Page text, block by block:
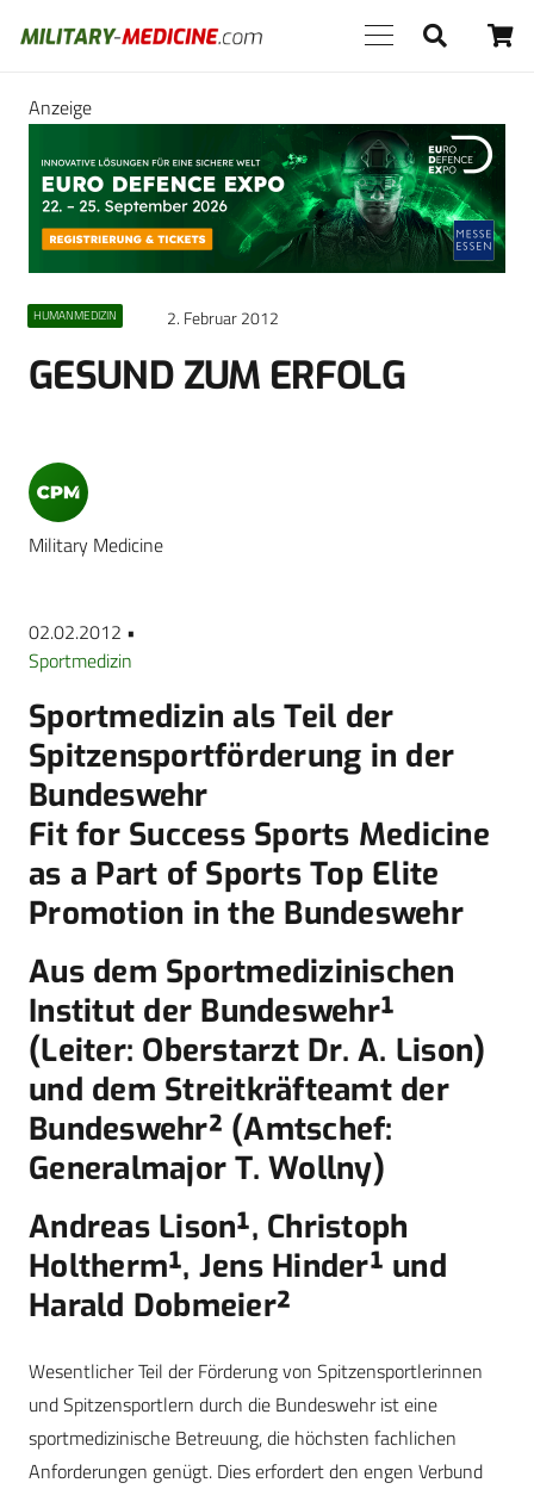
Anzeige
HUMANMEDIZIN 2. Februar 2012
GESUND ZUM ERFOLG
Military Medicine
02.02.2012 •
Sportmedizin
Sportmedizin als Teil der
Spitzensportförderung in der
Bundeswehr
Fit for Success Sports Medicine
as a Part of Sports Top Elite
Promotion in the Bundeswehr
Aus dem Sportmedizinischen
Institut der Bundeswehr¹
(Leiter: Oberstarzt Dr. A. Lison)
und dem Streitkräfteamt der
Bundeswehr² (Amtschef:
Generalmajor T. Wollny)
Andreas Lison¹, Christoph
Holtherm¹, Jens Hinder¹ und
Harald Dobmeier²
Wesentlicher Teil der Förderung von Spitzensportlerinnen
und Spitzensportlern durch die Bundeswehr ist eine
sportmedizinische Betreuung, die höchsten fachlichen
Anforderungen genügt. Dies erfordert den engen Verbund